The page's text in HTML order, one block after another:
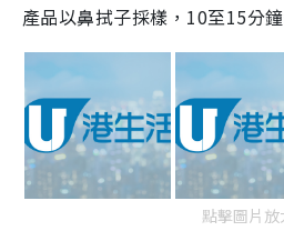
產品以鼻拭子採樣，10至15分
點擊圖片放